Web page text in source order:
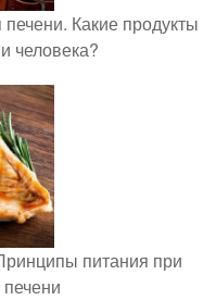
Какие продукты
человека?
питания при